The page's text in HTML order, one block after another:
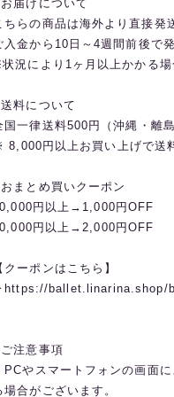
届けについて
ちらの商品は海外より直接発
入金から10日～4週間前後で
況により1ヶ月以上かかる場
料について
国一律送料500円（沖縄・離島
8,000円以上お買い上げで送
まとめ買いクーポン
円以上→1,000円OFF
円以上→2,000円OFF
クーポンはこちら】
ballet.linarina.shop/
注意事項
PCやスマートフォンの画面
場合がございます。